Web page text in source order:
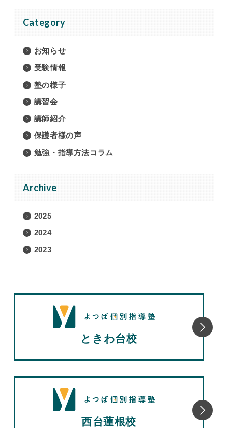
Category
お知らせ
受験情報
塾の様子
講習会
講師紹介
保護者様の声
勉強・指導方法コラム
Archive
2025
2024
2023
ときわ台校
西台蓮根校